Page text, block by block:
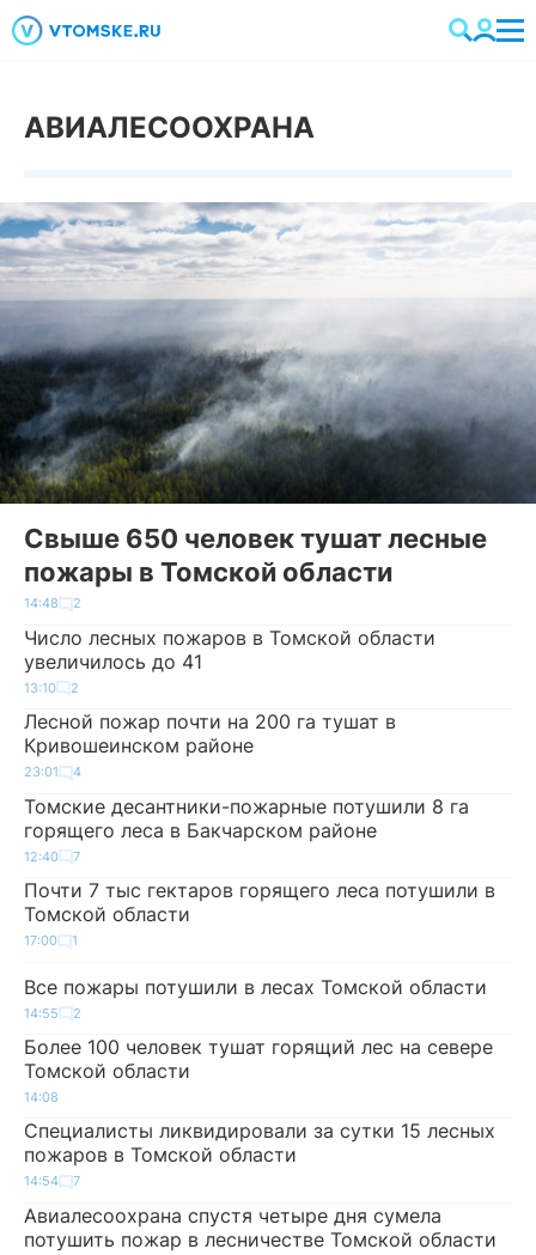
АВИАЛЕСООХРАНА
Свыше 650 человек тушат лесные
пожары в Томской области
14:48 2
Число лесных пожаров в Томской области
увеличилось до 41
13:10 2
Лесной пожар почти на 200 га тушат в
Кривошеинском районе
23:01 4
Томские десантники-пожарные потушили 8 га
горящего леса в Бакчарском районе
12:40 7
Почти 7 тыс гектаров горящего леса потушили в
Томской области
17:00 1
Все пожары потушили в лесах Томской области
14:55 2
Более 100 человек тушат горящий лес на севере
Томской области
14:08
Специалисты ликвидировали за сутки 15 лесных
пожаров в Томской области
14:54 7
Авиалесоохрана спустя четыре дня сумела
потушить пожар в лесничестве Томской области